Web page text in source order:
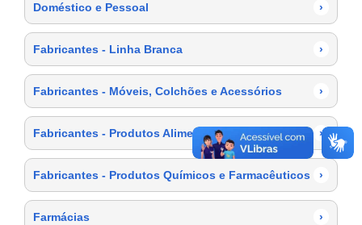
Doméstico e Pessoal
›
Fabricantes - Linha Branca ›
Fabricantes - Móveis, Colchões e Acessórios ›
Fabricantes - Produtos Alimentícios ›
Fabricantes - Produtos Químicos e Farmacêuticos ›
Farmácias ›